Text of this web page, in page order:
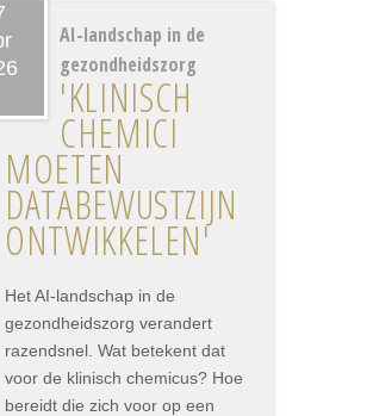
AI-landschap in de
gezondheidszorg
'KLINISCH
CHEMICI
MOETEN
DATABEWUSTZIJN
ONTWIKKELEN'
Het AI-landschap in de
gezondheidszorg verandert
razendsnel. Wat betekent dat
voor de klinisch chemicus? Hoe
bereidt die zich voor op een